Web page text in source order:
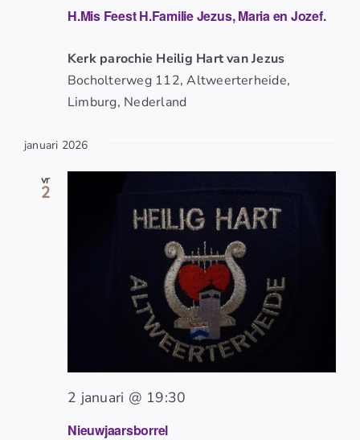
H.Mis Feest H.Familie Jezus, Maria en Jozef.
Kerk parochie Heilig Hart van Jezus
Bocholterweg 112, Altweerterheide,
Limburg, Nederland
januari 2026
vr
2
Nieuwjaarsborrel
2 januari @ 19:30